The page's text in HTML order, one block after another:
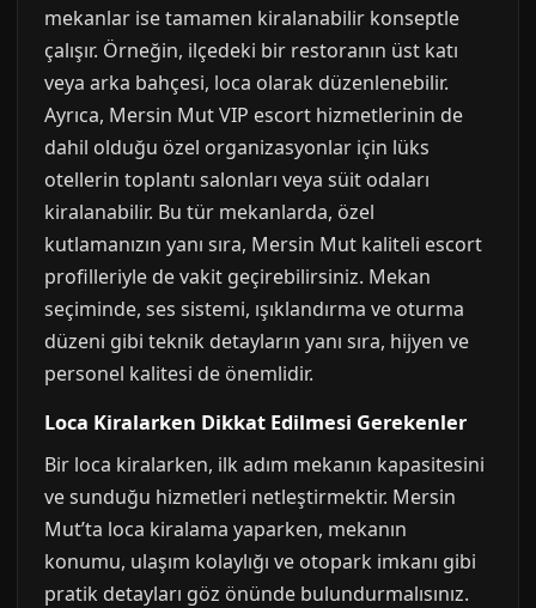
mekanlar ise tamamen kiralanabilir konseptle
çalışır. Örneğin, ilçedeki bir restoranın üst katı
veya arka bahçesi, loca olarak düzenlenebilir.
Ayrıca, Mersin Mut VIP escort hizmetlerinin de
dahil olduğu özel organizasyonlar için lüks
otellerin toplantı salonları veya süit odaları
kiralanabilir. Bu tür mekanlarda, özel
kutlamanızın yanı sıra, Mersin Mut kaliteli escort
profilleriyle de vakit geçirebilirsiniz. Mekan
seçiminde, ses sistemi, ışıklandırma ve oturma
düzeni gibi teknik detayların yanı sıra, hijyen ve
personel kalitesi de önemlidir.
Loca Kiralarken Dikkat Edilmesi Gerekenler
Bir loca kiralarken, ilk adım mekanın kapasitesini
ve sunduğu hizmetleri netleştirmektir. Mersin
Mut’ta loca kiralama yaparken, mekanın
konumu, ulaşım kolaylığı ve otopark imkanı gibi
pratik detayları göz önünde bulundurmalısınız.